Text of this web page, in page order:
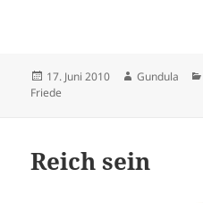
Veröffentlicht
am
17. Juni 2010 Autor
Gundula
Friede
Reich sein